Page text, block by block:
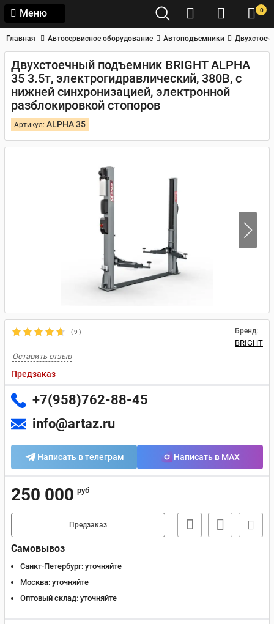
Меню 0
Главная Автосервисное оборудование Автоподъемники
Двухстоечный подъемник BRIGHT ALPHA
35 3.5т, электрогидравлический, 380В, с
нижней синхронизацией, электронной
разблокировкой стопоров
Артикул: ALPHA 35
(9 ) Бренд:
BRIGHT
Оставить отзыв
Предзаказ
+7(958)762-88-45
info@artaz.ru
Написать в телеграм Написать в MAX
250 000 руб
Предзаказ
Самовывоз
Санкт-Петербург: уточняйте
Москва: уточняйте
Оптовый склад: уточняйте